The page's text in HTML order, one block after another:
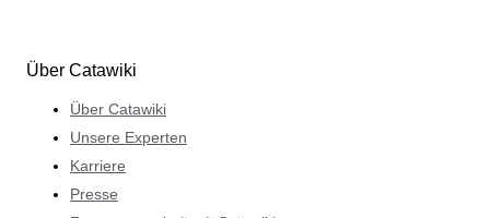
Über Catawiki
Über Catawiki
Unsere Experten
Karriere
Presse